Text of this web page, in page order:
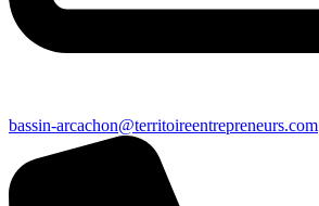
bassin-arcachon@territoireentrepreneurs.com